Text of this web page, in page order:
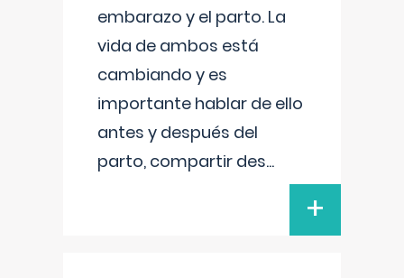
embarazo y el parto. La
vida de ambos está
cambiando y es
importante hablar de ello
antes y después del
parto, compartir des...
+